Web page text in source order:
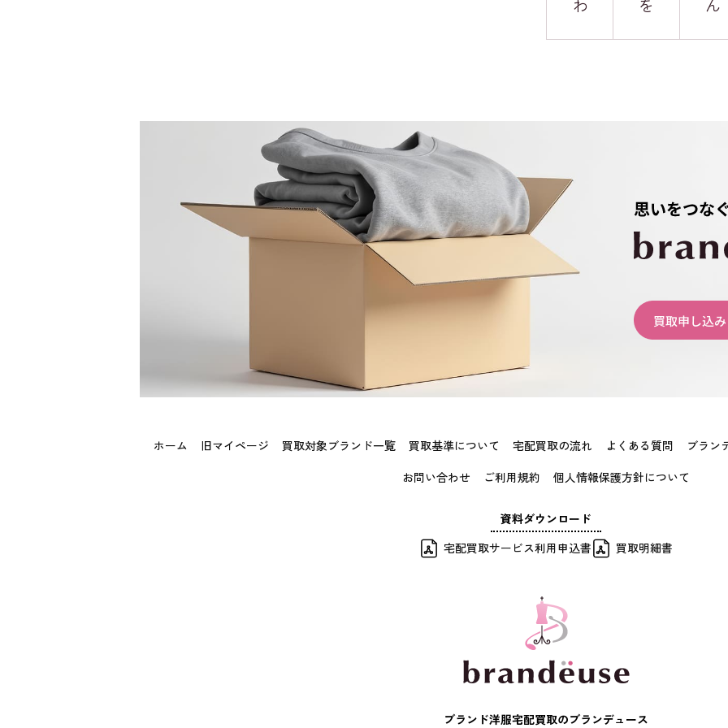
わ を ん
ホーム 旧マイページ 買取対象ブランド一覧 買取基準について 宅配買取の流れ よくある質問
ブラン
お問い合わせ
ご利用規約 個人情報保護方針について
資料ダウンロード
宅配買取サービス利用申込書
買取明細書
ブランド洋服宅配買取のブランデュース